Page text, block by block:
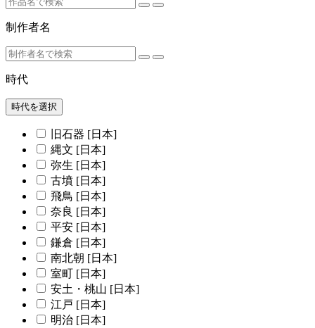
制作者名
時代
時代を選択
旧石器 [日本]
縄文 [日本]
弥生 [日本]
古墳 [日本]
飛鳥 [日本]
奈良 [日本]
平安 [日本]
鎌倉 [日本]
南北朝 [日本]
室町 [日本]
安土・桃山 [日本]
江戸 [日本]
明治 [日本]